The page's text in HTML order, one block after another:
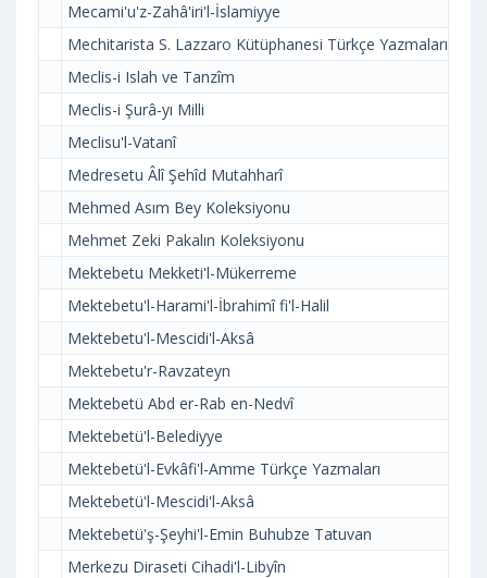
Mecami'u'z-Zahâ'iri'l-İslamiyye
Mechitarista S. Lazzaro Kütüphanesi Türkçe Yazmaları
Meclis-i Islah ve Tanzîm
Meclis-i Şurâ-yı Milli
Meclisu'l-Vatanî
Medresetu Âlî Şehîd Mutahharî
Mehmed Asım Bey Koleksiyonu
Mehmet Zeki Pakalın Koleksiyonu
Mektebetu Mekketi'l-Mükerreme
Mektebetu'l-Harami'l-İbrahimî fi'l-Halil
Mektebetu'l-Mescidi'l-Aksâ
Mektebetu'r-Ravzateyn
Mektebetü Abd er-Rab en-Nedvî
Mektebetü'l-Belediyye
Mektebetü'l-Evkâfi'l-Amme Türkçe Yazmaları
Mektebetü'l-Mescidi'l-Aksâ
Mektebetü'ş-Şeyhi'l-Emin Buhubze Tatuvan
Merkezu Diraseti Cihadi'l-Libyîn